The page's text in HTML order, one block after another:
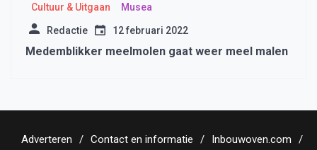
Cultuur & Uitgaan Musea
Redactie 12 februari 2022
Medemblikker meelmolen gaat weer meel malen
Adverteren Contact en informatie Inbouwoven.com